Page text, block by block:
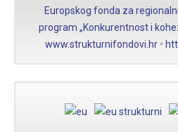
Europskog fonda za
program „Konkurentnost i
www.strukturnifondovi.hr •